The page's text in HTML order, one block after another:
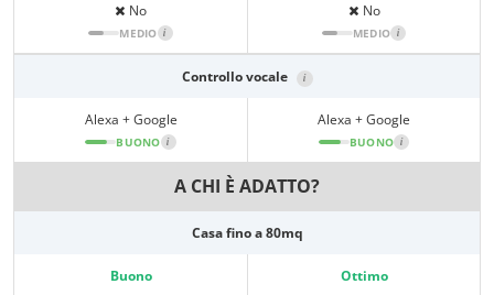
No
MEDIO i
No
MEDIO i
Controllo vocale i
Alexa + Google
BUONO i
Alexa + Google
BUONO i
A CHI È ADATTO?
Casa fino a 80mq
Buono Ottimo